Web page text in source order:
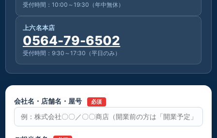
受付時間：10:00～19:30（年中無休）
上六名本店
0564-79-6502
受付時間：9:30～17:30（平日のみ）
会社名・店舗名・屋号 必須